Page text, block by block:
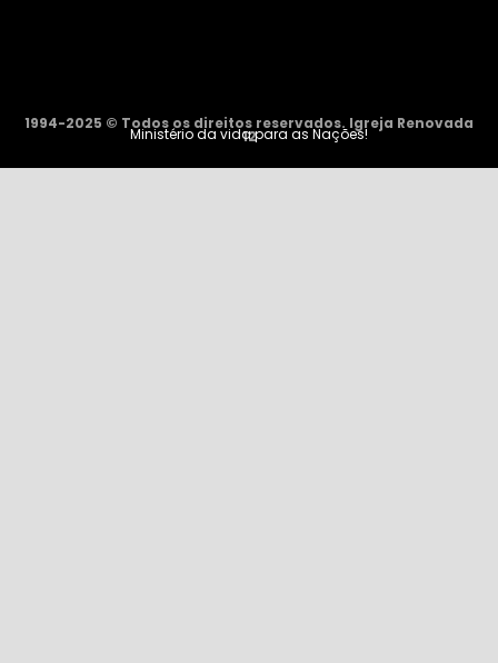
1994-2025 © Todos os direitos reservados. Igreja Renovada
12
Ministério da vida para as Nações!